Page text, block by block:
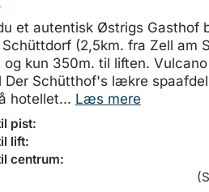
½
et autentisk Østrigs Gasthof
(2,5km. fra Zell am
og kun 350m. til liften.
Der Schütthof's lækre
hotellet... Læs mere
pist:
lift:
centrum: